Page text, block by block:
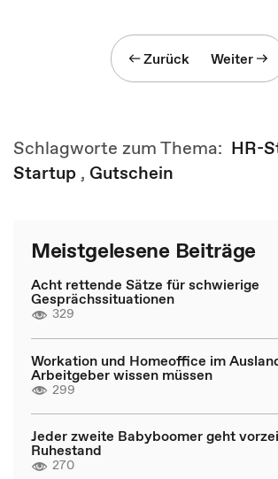
Zurück Weiter
Schlagworte zum Thema: HR-
Startup , Gutschein
Meistgelesene Beiträge
Acht rettende Sätze für schwierige
Gesprächssituationen
329
Workation und Homeoffice im
Arbeitgeber wissen müssen
299
Jeder zweite Babyboomer geht
Ruhestand
270